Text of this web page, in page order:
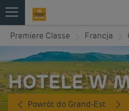
Premiere Classe Francja
HOTELE W
Powrót do Grand-Est